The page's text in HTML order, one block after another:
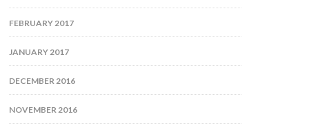
FEBRUARY 2017
JANUARY 2017
DECEMBER 2016
NOVEMBER 2016